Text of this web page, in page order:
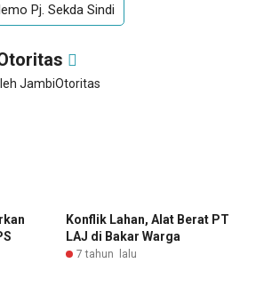
Pj. Sekda Sindi
JambiOtoritas
Konflik Lahan, Alat Berat PT
LAJ di Bakar Warga
7 tahun lalu